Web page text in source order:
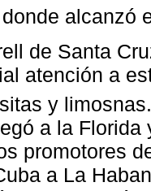
alcanzó
de Santa
atención a
y limosnas.
a la
promotores
a La